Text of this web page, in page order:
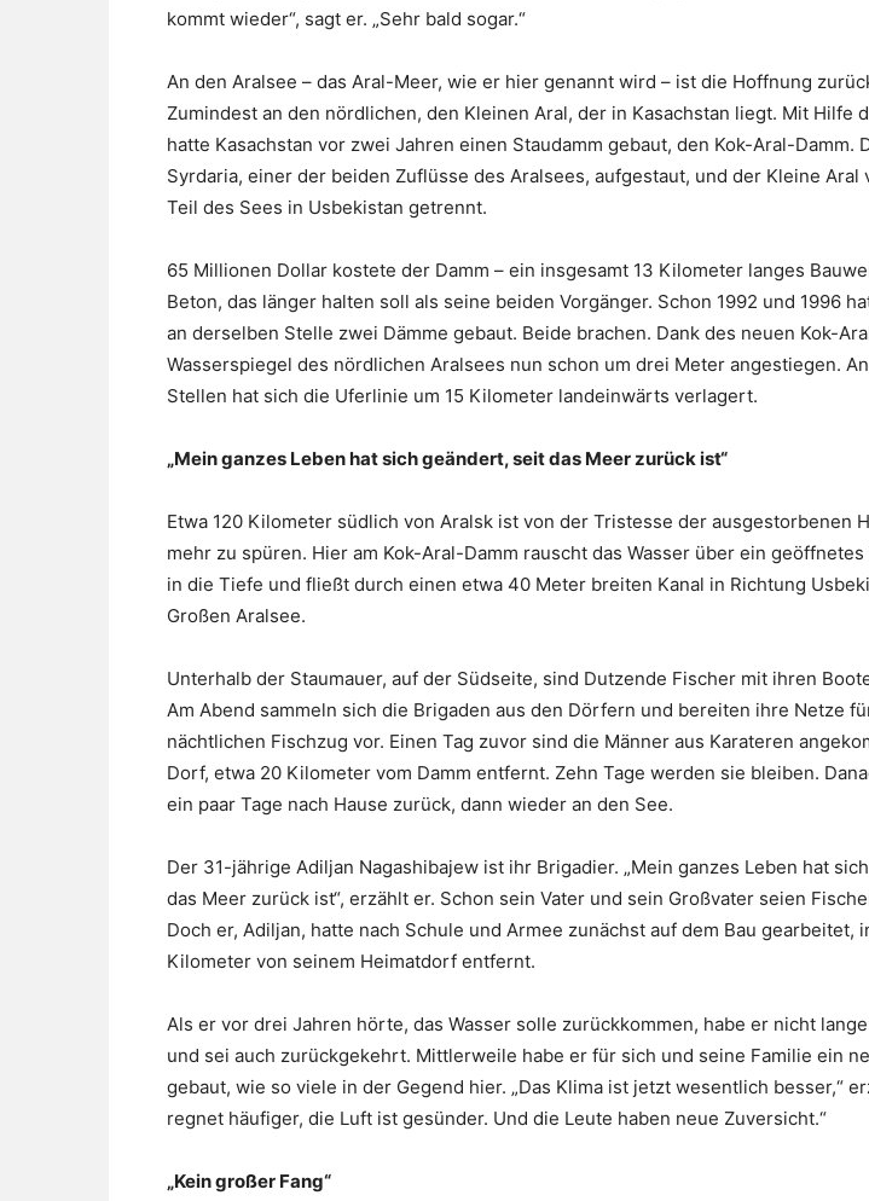
kommt wieder“, sagt er. „Sehr bald sogar.“
An den Aralsee – das Aral-Meer, wie er hier genannt wird – ist die Hoffnung
Zumindest an den nördlichen, den Kleinen Aral, der in Kasachstan liegt. Mit Hilfe
hatte Kasachstan vor zwei Jahren einen Staudamm gebaut, den Kok-Aral-Damm.
Syrdaria, einer der beiden Zuflüsse des Aralsees, aufgestaut, und der Kleine Aral
Teil des Sees in Usbekistan getrennt.
65 Millionen Dollar kostete der Damm – ein insgesamt 13 Kilometer langes
Beton, das länger halten soll als seine beiden Vorgänger. Schon 1992 und 1996
an derselben Stelle zwei Dämme gebaut. Beide brachen. Dank des neuen Kok-
Wasserspiegel des nördlichen Aralsees nun schon um drei Meter angestiegen.
Stellen hat sich die Uferlinie um 15 Kilometer landeinwärts verlagert.
„Mein ganzes Leben hat sich geändert, seit das Meer zurück ist“
Etwa 120 Kilometer südlich von Aralsk ist von der Tristesse der ausgestorbenen
mehr zu spüren. Hier am Kok-Aral-Damm rauscht das Wasser über ein
in die Tiefe und fließt durch einen etwa 40 Meter breiten Kanal in Richtung
Großen Aralsee.
Unterhalb der Staumauer, auf der Südseite, sind Dutzende Fischer mit ihren
Am Abend sammeln sich die Brigaden aus den Dörfern und bereiten ihre Netze
nächtlichen Fischzug vor. Einen Tag zuvor sind die Männer aus Karateren
Dorf, etwa 20 Kilometer vom Damm entfernt. Zehn Tage werden sie bleiben.
ein paar Tage nach Hause zurück, dann wieder an den See.
Der 31-jährige Adiljan Nagashibajew ist ihr Brigadier. „Mein ganzes Leben hat
das Meer zurück ist“, erzählt er. Schon sein Vater und sein Großvater seien
Doch er, Adiljan, hatte nach Schule und Armee zunächst auf dem Bau gearbeitet,
Kilometer von seinem Heimatdorf entfernt.
Als er vor drei Jahren hörte, das Wasser solle zurückkommen, habe er nicht
und sei auch zurückgekehrt. Mittlerweile habe er für sich und seine Familie ein
gebaut, wie so viele in der Gegend hier. „Das Klima ist jetzt wesentlich besser,“
regnet häufiger, die Luft ist gesünder. Und die Leute haben neue Zuversicht.“
„Kein großer Fang“